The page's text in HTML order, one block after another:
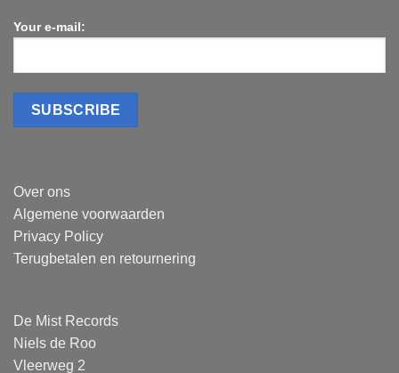
Your e-mail:
Over ons
Algemene voorwaarden
Privacy Policy
Terugbetalen en retournering
De Mist Records
Niels de Roo
Vleerweg 2